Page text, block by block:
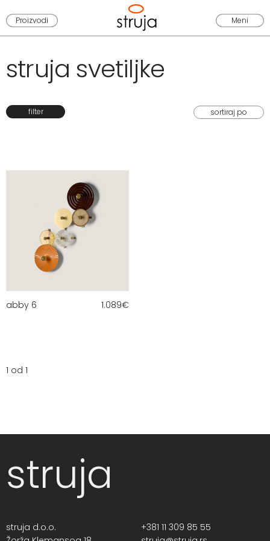
Proizvodi Meni
struja svetiljke
filter
abby 6 1.089€
1 od 1
struja
struja d.o.o.
+381 11 309 85 55